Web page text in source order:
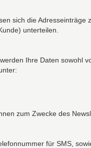
sich die Adresseinträge
unterteilen.
Ihre Daten sowohl
zum Zwecke des
für SMS,